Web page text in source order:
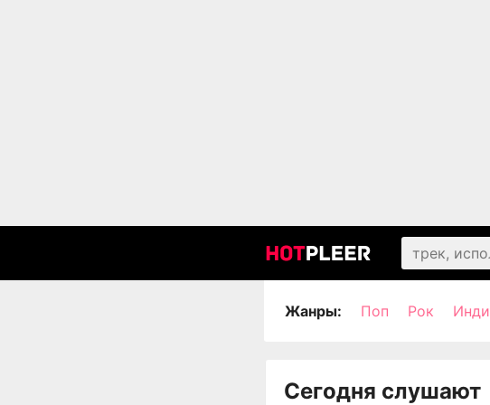
Жанры: Поп Рок Инди
Сегодня слушают